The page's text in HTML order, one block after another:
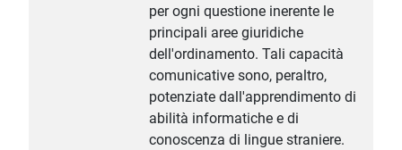
per ogni questione inerente le
principali aree giuridiche
dell'ordinamento. Tali capacità
comunicative sono, peraltro,
potenziate dall'apprendimento di
abilità informatiche e di
conoscenza di lingue straniere.